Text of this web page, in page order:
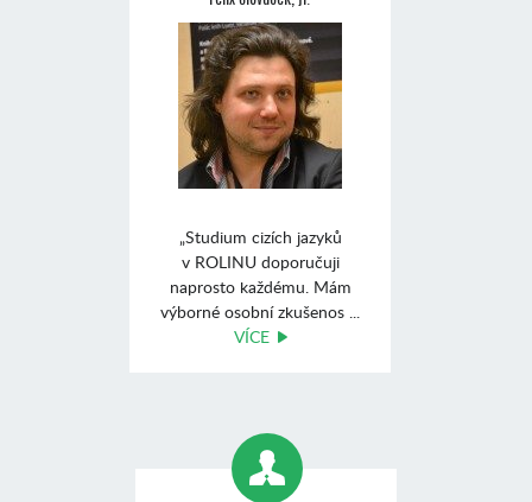
„Studium cizích jazyků
v ROLINU doporučuji
naprosto každému. Mám
výborné osobní zkušenos ...
VÍCE